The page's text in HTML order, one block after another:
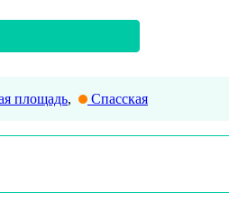
площадь, Спасская